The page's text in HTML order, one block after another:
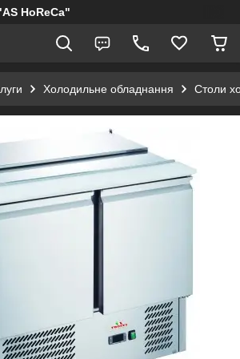
HoReCa"
Холодильне обладнання Столи